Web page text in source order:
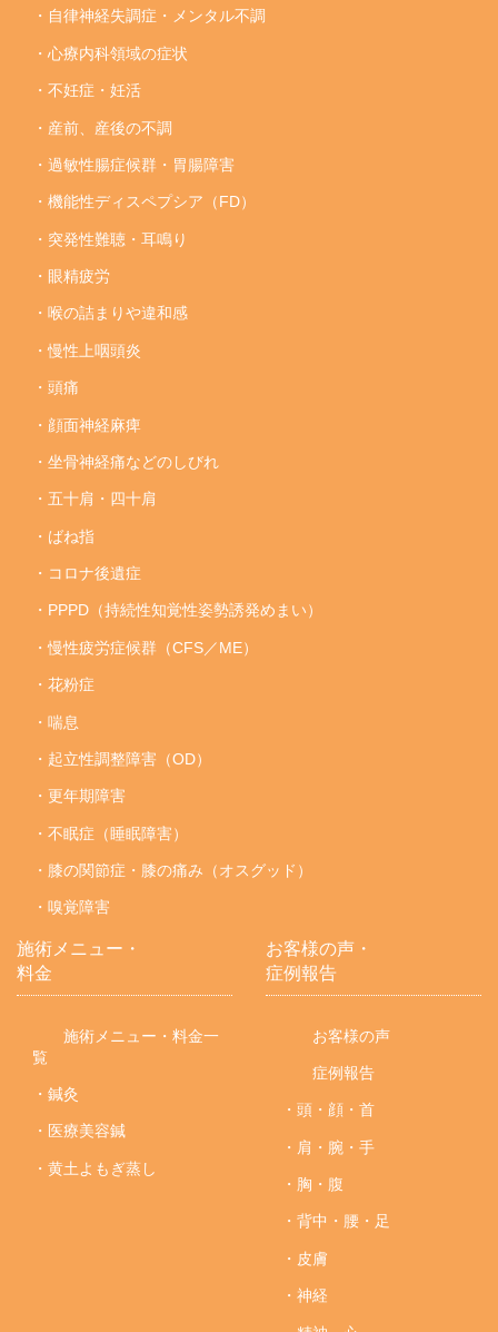
・自律神経失調症・メンタル不調
・心療内科領域の症状
・不妊症・妊活
・産前、産後の不調
・過敏性腸症候群・胃腸障害
・機能性ディスペプシア（FD）
・突発性難聴・耳鳴り
・眼精疲労
・喉の詰まりや違和感
・慢性上咽頭炎
・頭痛
・顔面神経麻痺
・坐骨神経痛などのしびれ
・五十肩・四十肩
・ばね指
・コロナ後遺症
・PPPD（持続性知覚性姿勢誘発めまい）
・慢性疲労症候群（CFS／ME）
・花粉症
・喘息
・起立性調整障害（OD）
・更年期障害
・不眠症（睡眠障害）
・膝の関節症・膝の痛み（オスグッド）
・嗅覚障害
施術メニュー・
料金
施術メニュー・料金一
覧
・鍼灸
・医療美容鍼
・黄土よもぎ蒸し
お客様の声・
症例報告
お客様の声
症例報告
・頭・顔・首
・肩・腕・手
・胸・腹
・背中・腰・足
・皮膚
・神経